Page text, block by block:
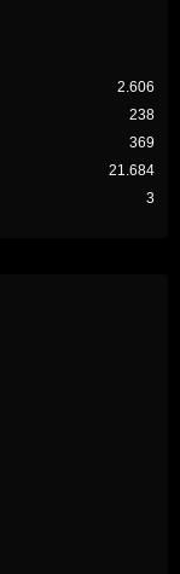
2.606
238
369
21.684
3